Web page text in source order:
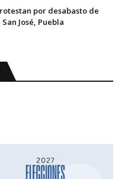
por desabasto de
José, Puebla